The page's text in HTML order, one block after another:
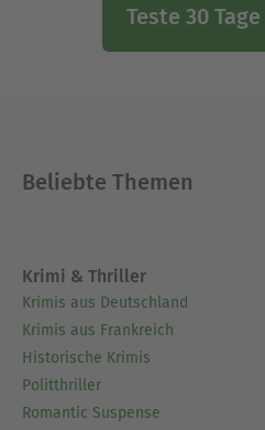
Teste 30
Beliebte Themen
Krimi & Thriller
Krimis aus Deutschland
Krimis aus Frankreich
Historische Krimis
Politthriller
Romantic Suspense